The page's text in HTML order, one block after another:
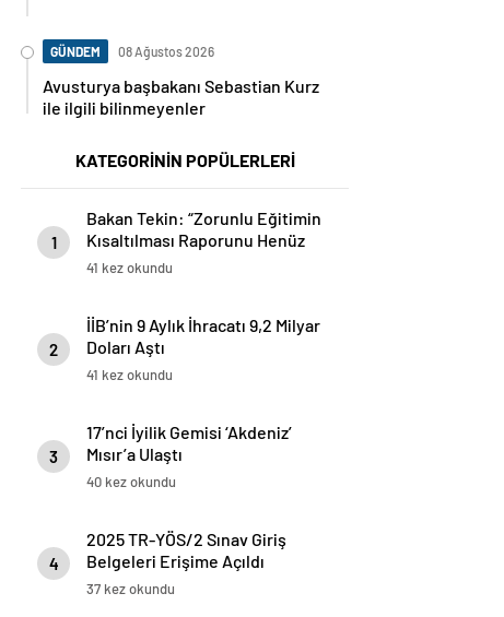
GÜNDEM 08 Ağustos 2026
Avusturya başbakanı Sebastian Kurz
ile ilgili bilinmeyenler
KATEGORİNİN POPÜLERLERİ
1
Bakan Tekin: “Zorunlu Eğitimin
Kısaltılması Raporunu Henüz
Paylaşmadık”
41 kez okundu
2
İİB’nin 9 Aylık İhracatı 9,2 Milyar
Doları Aştı
41 kez okundu
3
17’nci İyilik Gemisi ‘Akdeniz’
Mısır’a Ulaştı
40 kez okundu
4
2025 TR-YÖS/2 Sınav Giriş
Belgeleri Erişime Açıldı
37 kez okundu